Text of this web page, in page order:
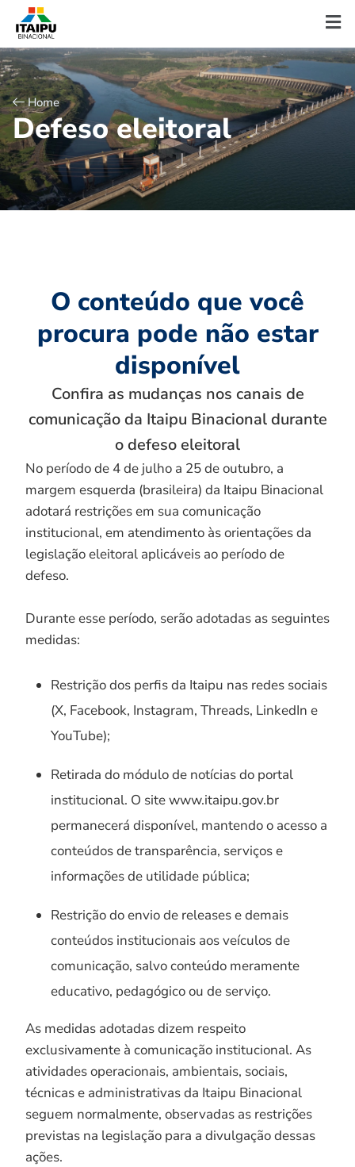
Home
Defeso eleitoral
O conteúdo que você
procura pode não estar
disponível
Confira as mudanças nos canais de
comunicação da Itaipu Binacional durante
o defeso eleitoral
No período de 4 de julho a 25 de outubro, a
margem esquerda (brasileira) da Itaipu Binacional
adotará restrições em sua comunicação
institucional, em atendimento às orientações da
legislação eleitoral aplicáveis ao período de
defeso.
Durante esse período, serão adotadas as seguintes
medidas:
Restrição dos perfis da Itaipu nas redes sociais
(X, Facebook, Instagram, Threads, LinkedIn e
YouTube);
Retirada do módulo de notícias do portal
institucional. O site www.itaipu.gov.br
permanecerá disponível, mantendo o acesso a
conteúdos de transparência, serviços e
informações de utilidade pública;
Restrição do envio de releases e demais
conteúdos institucionais aos veículos de
comunicação, salvo conteúdo meramente
educativo, pedagógico ou de serviço.
As medidas adotadas dizem respeito
exclusivamente à comunicação institucional. As
atividades operacionais, ambientais, sociais,
técnicas e administrativas da Itaipu Binacional
seguem normalmente, observadas as restrições
previstas na legislação para a divulgação dessas
ações.